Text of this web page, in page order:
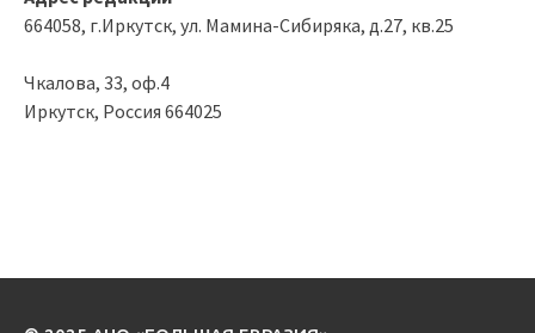
664058, г.Иркутск, ул. Мамина-Сибиряка, д.27, кв.25
Чкалова, 33, оф.4
Иркутск, Россия 664025